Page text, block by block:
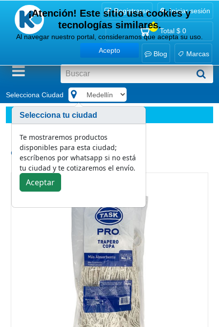
Registrarse Iniciar sesión
0
Total $ 0
Blog Marcas
Selecciona Ciudad
Marcas
Task
Repuesto Trapero Copa Task-Pro No.26 360 g
Categoría:
Task
¡Atención! Este sitio usa cookies y
tecnologías similares.
Al navegar nuestro portal, consideramos que acepta su uso.
Acepto
Selecciona tu ciudad
Te mostraremos productos
disponibles para esta ciudad;
escríbenos por whatsapp si no está
tu ciudad y te cotizaremos el envío.
Aceptar